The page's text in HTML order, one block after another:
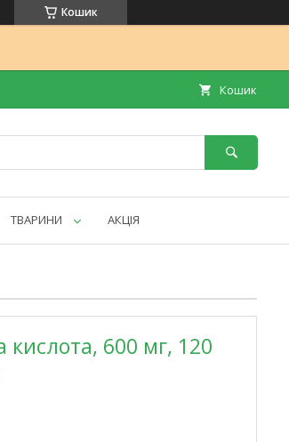
Кошик
Кошик
ТВАРИНИ АКЦІЯ
кислота, 600 мг, 120